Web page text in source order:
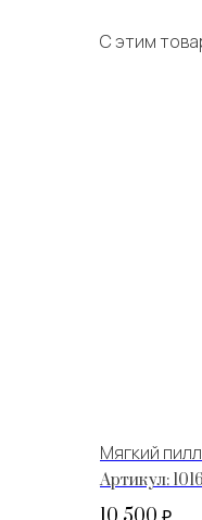
С этим
Мягкий
Артикул: 1016